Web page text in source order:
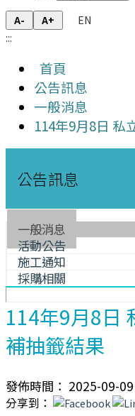
A- A+
EN
:::
首頁
公告訊息
一般消息
114年9月8日 私
公告訊息
一般消息
活動公告
施工通知
採購相關
114年9月8日
補抽籤結果
發佈時間： 2025-09-
分享到：